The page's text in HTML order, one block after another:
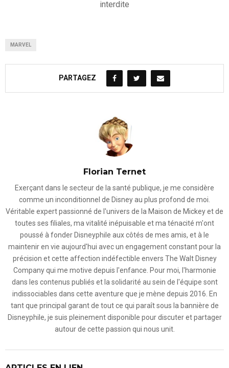
interdite
MARVEL
PARTAGEZ
Florian Ternet
Exerçant dans le secteur de la santé publique, je me considère
comme un inconditionnel de Disney au plus profond de moi.
Véritable expert passionné de l'univers de la Maison de Mickey et de
toutes ses filiales, ma vitalité inépuisable et ma ténacité m'ont
poussé à fonder Disneyphile aux côtés de mes amis, et à le
maintenir en vie aujourd'hui avec un engagement constant pour la
précision et cette affection indéfectible envers The Walt Disney
Company qui me motive depuis l'enfance. Pour moi, l'harmonie
dans les contenus publiés et la solidarité au sein de l'équipe sont
indissociables dans cette aventure que je mène depuis 2016. En
tant que principal garant de tout ce qui paraît sous la bannière de
Disneyphile, je suis pleinement disponible pour discuter et partager
autour de cette passion qui nous unit.